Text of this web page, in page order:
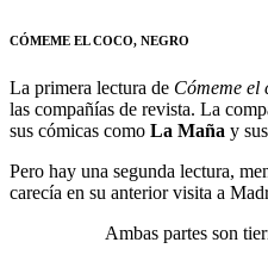
CÓMEME EL COCO, NEGRO
La primera lectura de Cómeme el
las compañías de revista. La
sus cómicas como La Maña y
Pero hay una segunda lectura,
carecía en su anterior visita a
Ambas partes son